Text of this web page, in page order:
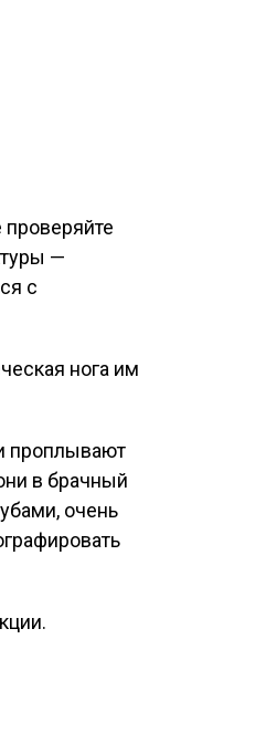
—
с
нога им
проплывают
в брачный
очень